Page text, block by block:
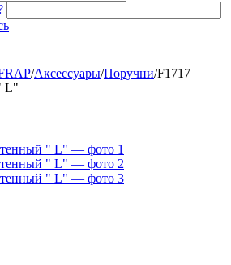
/Аксессуары/Поручни/F1717
L"